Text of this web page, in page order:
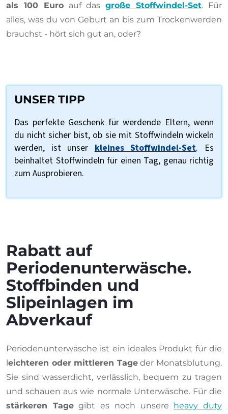
als 100 Euroauf dasgroße Stoffwindel-Set. Für
alles, was du von Geburt an bis zum Trockenwerden
brauchst - hört sich gut an, oder?
UNSER TIPP
Das perfekte Geschenk für werdende Eltern, wenn
du nicht sicher bist, ob sie mit Stoffwindeln wickeln
werden, ist unser kleines Stoffwindel-Set. Es
beinhaltet Stoffwindeln für einen Tag, genau richtig
zum Ausprobieren.
Rabatt auf
Periodenunterwäsche.
Stoffbinden und
Slipeinlagen im
Abverkauf
Periodenunterwäsche ist ein ideales Produkt für die
leichteren oder mittleren Tageder Monatsblutung.
Sie sind wasserdicht, verlässlich, bequem zu tragen
und schauen aus wie normale Unterwäsche. Für die
stärkeren Tagegibt es noch unsere heavy duty